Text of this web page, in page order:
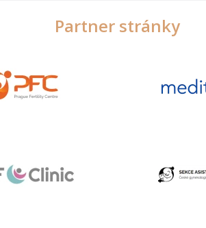
Partner stránky